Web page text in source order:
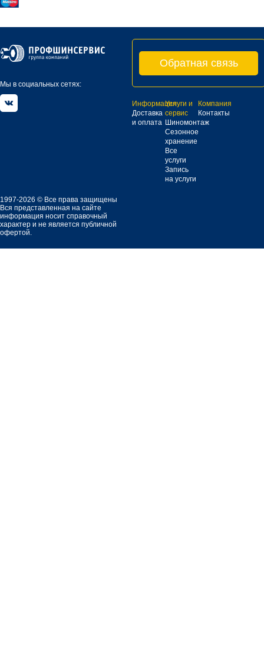
Мы в социальных сетях:
Обратная связь
Информация
Доставка
и оплата
Услуги и
сервис
Шиномонтаж
Сезонное
хранение
Все
услуги
Запись
на услуги
Компания
Контакты
1997-2026 © Все права защищены
Вся представленная на сайте
информация носит справочный
характер и не является публичной
офертой.